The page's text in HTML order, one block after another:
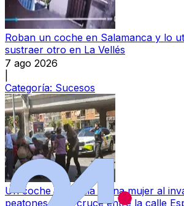
Roban un coche en Salamanca y lo
sustraer otro en La Vellés
7 ago 2026
Categoría: Sucesos
Un coche atropella a una mujer al
peatones en el cruce entre la calle